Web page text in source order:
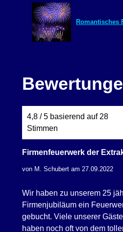
Romantisches
4,8 / 5 basierend auf 28
Stimmen
Firmenfeuerwerk der
von M. Schubert am 27.09.2022
Wir haben zu unserem 25
Firmenjubiläum ein
gebucht. Viele unserer
haben noch oft von dem